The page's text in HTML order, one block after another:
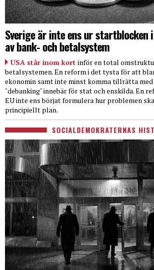
Sverige är inte ens ur startblocken
av bank- och betalsystem
USA står inom kort inför en total
betalsystemen. En reform i det tysta för att
ekonomin samt inte minst komma tillrätta
"debanking" innebär för stat och enskilda. En
EU inte ens börjat formulera hur problemen
principiellt plan.
SOCIALDEMOKRATERNAS